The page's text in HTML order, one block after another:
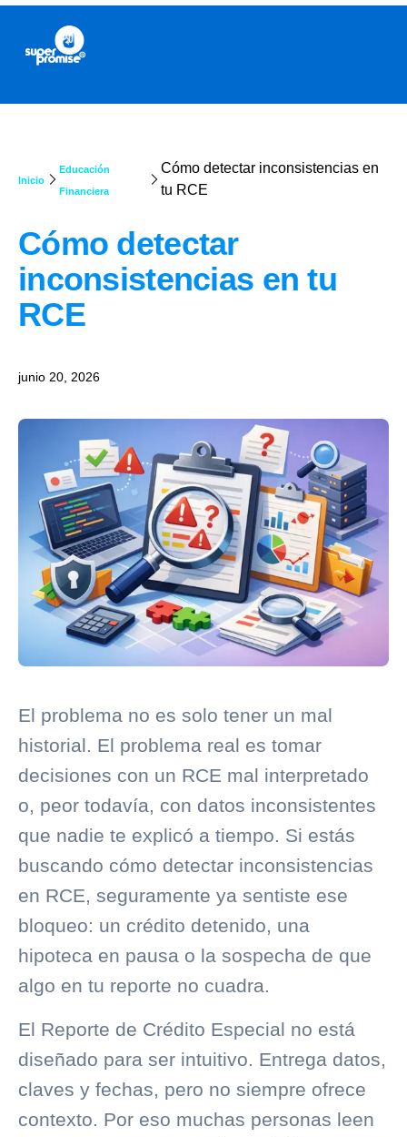
Inicio
Educación
Financiera
Cómo detectar inconsistencias en
tu RCE
Cómo detectar
inconsistencias en tu
RCE
junio 20, 2026
El problema no es solo tener un mal
historial. El problema real es tomar
decisiones con un RCE mal interpretado
o, peor todavía, con datos inconsistentes
que nadie te explicó a tiempo. Si estás
buscando cómo detectar inconsistencias
en RCE, seguramente ya sentiste ese
bloqueo: un crédito detenido, una
hipoteca en pausa o la sospecha de que
algo en tu reporte no cuadra.
El Reporte de Crédito Especial no está
diseñado para ser intuitivo. Entrega datos,
claves y fechas, pero no siempre ofrece
contexto. Por eso muchas personas leen